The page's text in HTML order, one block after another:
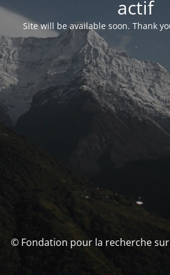
actif
Site will be available soon. Thank
© Fondation pour la recherche